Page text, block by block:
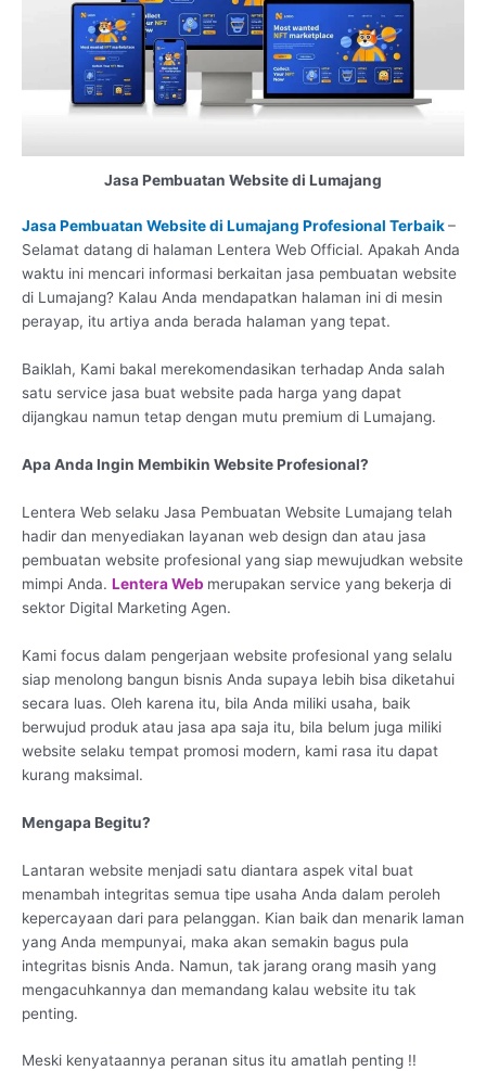
Jasa Pembuatan Website di Lumajang
Jasa Pembuatan Website di Lumajang Profesional Terbaik–
Selamat datang di halaman Lentera Web Official. Apakah Anda
waktu ini mencari informasi berkaitan jasa pembuatan website
di Lumajang? Kalau Anda mendapatkan halaman ini di mesin
perayap, itu artiya anda berada halaman yang tepat.
Baiklah, Kami bakal merekomendasikan terhadap Anda salah
satu service jasa buat website pada harga yang dapat
dijangkau namun tetap dengan mutu premium di Lumajang.
Apa Anda Ingin Membikin Website Profesional?
Lentera Web selaku Jasa Pembuatan Website Lumajang telah
hadir dan menyediakan layanan web design dan atau jasa
pembuatan website profesional yang siap mewujudkan website
mimpi Anda. Lentera Web merupakan service yang bekerja di
sektor Digital Marketing Agen.
Kami focus dalam pengerjaan website profesional yang selalu
siap menolong bangun bisnis Anda supaya lebih bisa diketahui
secara luas. Oleh karena itu, bila Anda miliki usaha, baik
berwujud produk atau jasa apa saja itu, bila belum juga miliki
website selaku tempat promosi modern, kami rasa itu dapat
kurang maksimal.
Mengapa Begitu?
Lantaran website menjadi satu diantara aspek vital buat
menambah integritas semua tipe usaha Anda dalam peroleh
kepercayaan dari para pelanggan. Kian baik dan menarik laman
yang Anda mempunyai, maka akan semakin bagus pula
integritas bisnis Anda. Namun, tak jarang orang masih yang
mengacuhkannya dan memandang kalau website itu tak
penting.
Meski kenyataannya peranan situs itu amatlah penting !!